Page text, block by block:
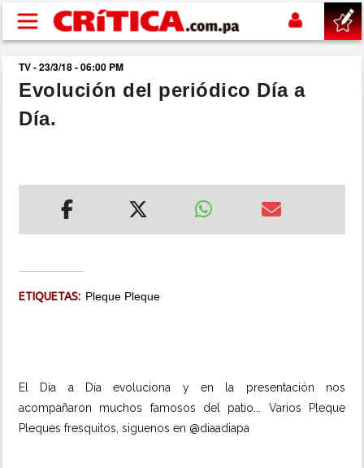
Pasar al contenido principal
buscar
SUCESOS
POLÍTICA
DEPORTES
INSÓLITAS
TV - 23/3/18 - 06:00 PM
Evolución del periódico Día a
Día.
ETIQUETAS: Pleque Pleque
El Día a Día evoluciona y en la presentación nos
acompañaron muchos famosos del patio... Varios Pleque
Pleques fresquitos, siguenos en @diaadiapa